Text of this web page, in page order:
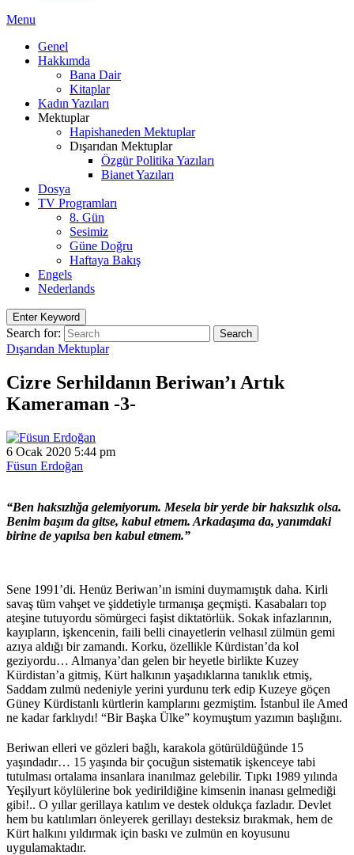
Menu
Genel
Hakkımda
Bana Dair
Kitaplar
Kadın Yazıları
Mektuplar
Hapishaneden Mektuplar
Dışarıdan Mektuplar
Özgür Politika Yazıları
Bianet Yazıları
Dosya
TV Programları
8. Gün
Sesimiz
Güne Doğru
Haftaya Bakış
Engels
Nederlands
Enter Keyword
Search for: Search
Dışarıdan Mektuplar
Cizre Serhildanın Beriwan’ı Artık
Kameraman -3-
6 Ocak 2020 5:44 pm
Füsun Erdoğan
“Ben haksızlığa gelemiyorum. Mesela bir yerde bir haksızlık olsa.
Benim başım da gitse, kabul etmem. Arkadaşıma da, yanımdaki
birine de yapılsa ben kabul etmem.”
Sene 1991’di. Henüz Beriwan’ın ismini duymamıştık daha. Kirli
savaş tüm vahşet ve şiddetiyle tırmanışa geçmişti. Kasabaları top
ateşine tutuyordu sömürgeci faşist diktatörlük. Sokak infazlarının,
kayıpların, işkencenin, faili belli cinayetlerin velhasıl zülmün gemi
azıya aldığı bir zamandı. Korku, özellikle Kürdistan’da kol
geziyordu… Almanya’dan gelen bir heyetle birlikte Kuzey
Kürdistan’a gitmiş, Kürt halkının yaşadıklarına tanıklık etmiş,
Saddam zulmü nedeniyle yerini yurdunu terk edip Kuzeye göçen
Güney Kürdistanlı kürtlerin kamplarını gezmiştim. İstanbul ile Amed
ne kadar farklıydı! “Bir Başka Ülke” koymuştum yazımın başlığını.
Beriwan elleri ve gözleri bağlı, karakola götürüldüğünde 15
yaşındadır… 15 yaşında bir çocuğun sistematik işkenceye tabi
tutulması ortalama insanlara inanılmaz gelebilir. Tıpkı 1989 yılında
Yeşilyurt köylülerine bok yedirildiğine kimsenin inanası gelmediği
gibi!.. O yıllar gerillaya katılım ve destek oldukça fazladır. Devlet
hem bu katılımları önleyerek gerillayı desteksiz bırakmak, hem de
Kürt halkını yıldırmak için baskı ve zulmün en koyusunu
uygulamaktadır.